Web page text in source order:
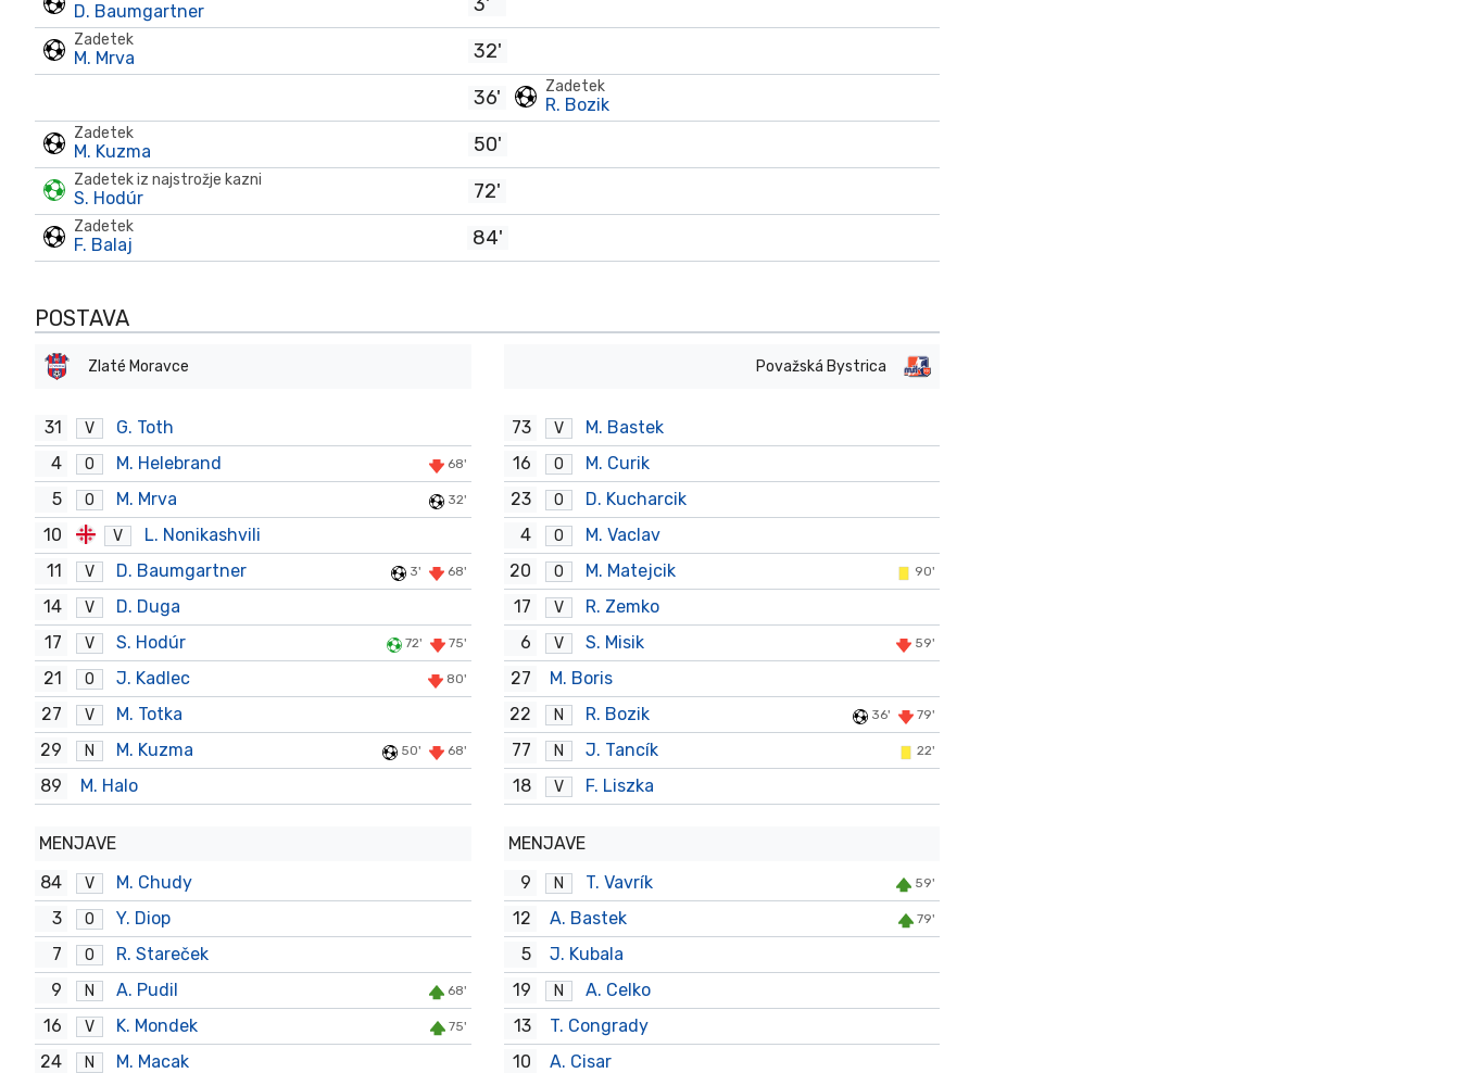
D. Baumgartner
Zadetek
M. Mrva
32'
36'
Zadetek
R. Bozik
Zadetek
M. Kuzma 50'
Zadetek iz najstrožje kazni
S. Hodúr 72'
Zadetek
F. Balaj 84'
POSTAVA
Zlaté Moravce
31 V
G. Toth
4
O M. Helebrand 68'
5 O M. Mrva 32'
10 V
L. Nonikashvili
11
V D. Baumgartner 3' 68'
14 V
D. Duga
17
V S. Hodúr 72' 75'
21 O J. Kadlec 80'
27 V
M. Totka
29
N M. Kuzma 50' 68'
89 M. Halo
MENJAVE
84
V
M. Chudy
3
O
Y. Diop
7
O
R. Stareček
9
N A. Pudil 68'
16 V K. Mondek 75'
24 N
M. Macak
Považská Bystrica
73 V
M. Bastek
16
O
M. Curik
23
O
D. Kucharcik
4
O
M. Vaclav
20
O M. Matejcik 90'
17 V
R. Zemko
6
V S. Misik 59'
27
M. Boris
22
N R. Bozik 36' 79'
77 N J. Tancík 22'
18 V F. Liszka
MENJAVE
9
N T. Vavrík 59'
12 A. Bastek 79'
5
J. Kubala
19
N
A. Celko
13
T. Congrady
10
A. Cisar